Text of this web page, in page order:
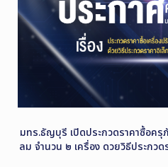
มทร.ธัญบุรี เปิดประกวดราคาซื้อค
ลม จำนวน ๒ เครื่อง ดวยวิธีประกว